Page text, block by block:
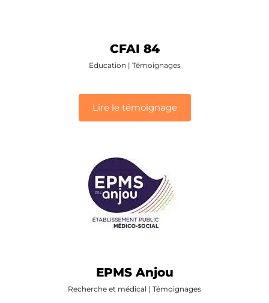
CFAI 84
Education | Témoignages
Lire le témoignage
EPMS Anjou
Recherche et médical | Témoignages